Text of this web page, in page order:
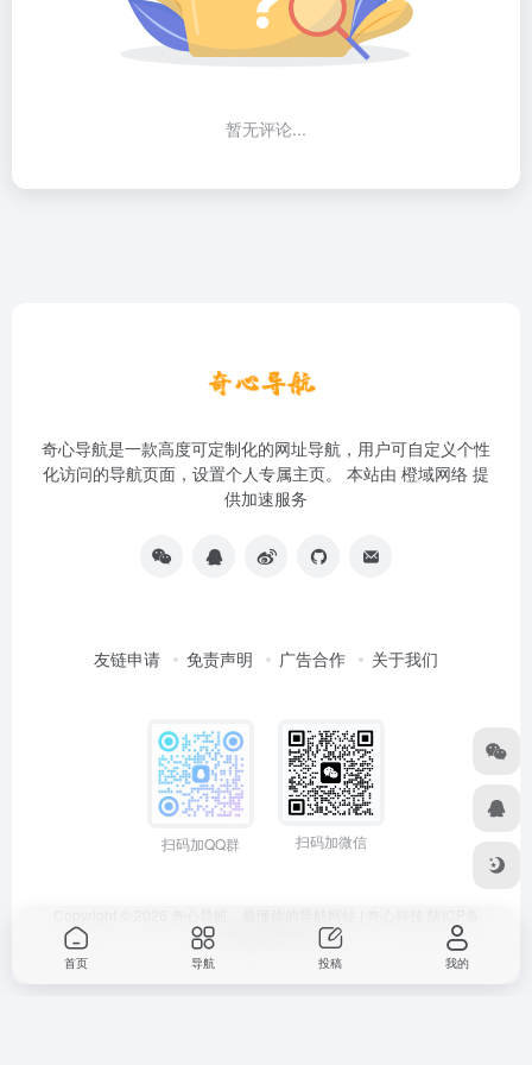
暂无评论...
奇心导航是一款高度可定制化的网址导航，用户可自定义个性
化访问的导航页面，设置个人专属主页。 本站由 橙域网络 提
供加速服务
友链申请 免责声明 广告合作 关于我们
扫码加QQ群 扫码加微信
首页 导航 投稿 我的